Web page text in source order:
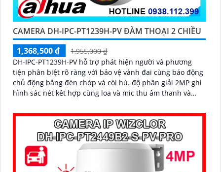
CAMERA DH-IPC-PT1239H-PV ĐÀM THOẠI 2 CHIỀU
1,368,500 ₫
1,955,000 ₫
DH-IPC-PT1239H-PV hỗ trợ phát hiện người và phương
tiện phân biệt rõ ràng với bảo vệ vành đai cùng báo động
chủ động bằng đèn chớp và còi hú. độ phân giải 2MP ghi
hình sác nét kêt hợp cùng loa và mic thu âm thanh và